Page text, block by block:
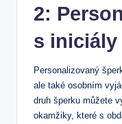
2:
s iniciály
Personalizovaný
ale také osobním
druh šperku můžete
okamžiky, které s